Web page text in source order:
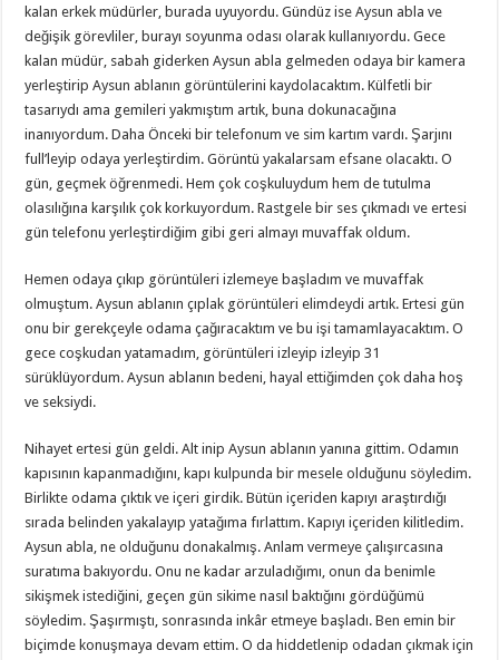
kalan erkek müdürler, burada uyuyordu. Gündüz ise Aysun abla ve
değişik görevliler, burayı soyunma odası olarak kullanıyordu. Gece
kalan müdür, sabah giderken Aysun abla gelmeden odaya bir kamera
yerleştirip Aysun ablanın görüntülerini kaydolacaktım. Külfetli bir
tasarıydı ama gemileri yakmıştım artık, buna dokunacağına
inanıyordum. Daha Önceki bir telefonum ve sim kartım vardı. Şarjını
full’leyip odaya yerleştirdim. Görüntü yakalarsam efsane olacaktı. O
gün, geçmek öğrenmedi. Hem çok coşkuluydum hem de tutulma
olasılığına karşılık çok korkuyordum. Rastgele bir ses çıkmadı ve ertesi
gün telefonu yerleştirdiğim gibi geri almayı muvaffak oldum.
Hemen odaya çıkıp görüntüleri izlemeye başladım ve muvaffak
olmuştum. Aysun ablanın çıplak görüntüleri elimdeydi artık. Ertesi gün
onu bir gerekçeyle odama çağıracaktım ve bu işi tamamlayacaktım. O
gece coşkudan yatamadım, görüntüleri izleyip izleyip 31
sürüklüyordum. Aysun ablanın bedeni, hayal ettiğimden çok daha hoş
ve seksiydi.
Nihayet ertesi gün geldi. Alt inip Aysun ablanın yanına gittim. Odamın
kapısının kapanmadığını, kapı kulpunda bir mesele olduğunu söyledim.
Birlikte odama çıktık ve içeri girdik. Bütün içeriden kapıyı araştırdığı
sırada belinden yakalayıp yatağıma fırlattım. Kapıyı içeriden kilitledim.
Aysun abla, ne olduğunu donakalmış. Anlam vermeye çalışırcasına
suratıma bakıyordu. Onu ne kadar arzuladığımı, onun da benimle
sikişmek istediğini, geçen gün sikime nasıl baktığını gördüğümü
söyledim. Şaşırmıştı, sonrasında inkâr etmeye başladı. Ben emin bir
biçimde konuşmaya devam ettim. O da hiddetlenip odadan çıkmak için